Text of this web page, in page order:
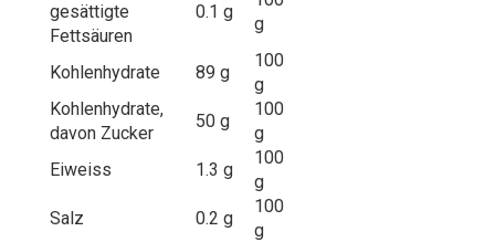
gesättigte
Fettsäuren
0.1 g
g
Kohlenhydrate 89 g
100
g
Kohlenhydrate,
davon Zucker
50 g
100
g
Eiweiss
1.3 g
100
g
Salz
0.2 g
100
g